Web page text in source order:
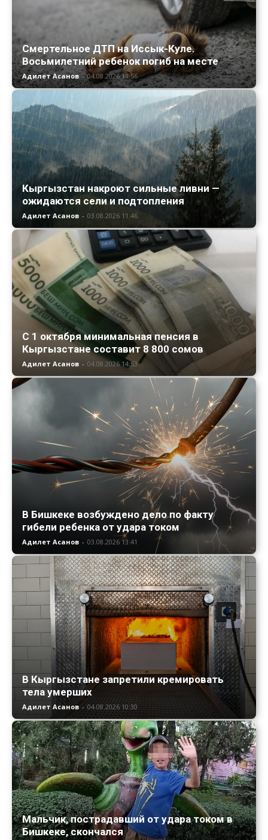
Смертельное ДТП на Иссык-Куле.
Восьмилетний ребенок погиб на месте
Адилет Асанов - 04.08.2026 11:56
Кыргызстан накроют сильные ливни —
ожидаются сели и подтопления
Адилет Асанов - 03.08.2026 11:46
С 1 октября минимальная пенсия в
Кыргызстане составит 8 800 сомов
Адилет Асанов - 04.08.2026 14:53
В Бишкеке возбуждено дело по факту
гибели ребенка от удара током
Адилет Асанов - 03.08.2026 13:41
В Кыргызстане запретили кремировать
тела умерших
Адилет Асанов - 04.08.2026 10:30
Мальчик, пострадавший от удара током в
Бишкеке, скончался